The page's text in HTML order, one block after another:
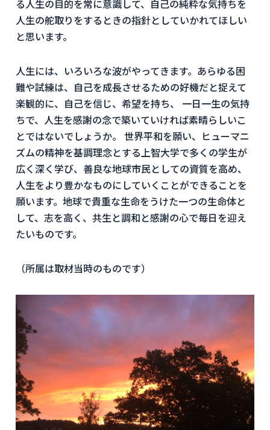
る人生の目的を常に意識して、自己の純粋な気持ちを
人生の舵取りをするときの指針としていかれてほしい
と思います。
人生には、いろいろな波がやってきます。あらゆる困
難や試練は、自己を成長させるための好機だと捉えて
楽観的に、自己を信じ、希望を持ち、 一日一生の気持
ちで、人生を感謝の念で築いていければ素晴らしいこ
とではないでしょうか。 世界平和を願い、ヒューマニ
ズムの精神を基調理念とする上智大学で多くの学生が
広く深く学び、善良な地球市民としての資質を高め、
人生をより豊かなものにしていくことができることを
願います。地球で貴重な生命をうけた一つの生命体と
して、志を高く、共生と調和と感謝の心で毎日を迎え
たいものです。
（所属は取材当時のものです）